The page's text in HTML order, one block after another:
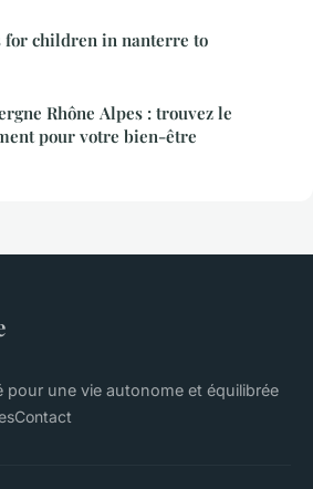
for children in nanterre to
Rhône Alpes : trouvez le
pour votre bien-être
pour une vie autonome et équilibrée
Contact